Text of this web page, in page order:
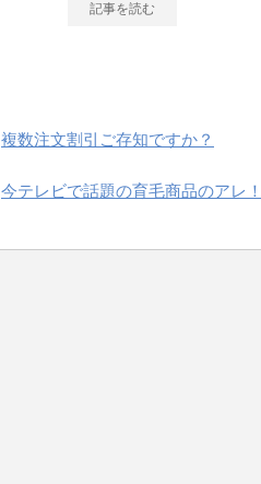
記事を読む
複数注文割引ご存知ですか？
今テレビで話題の育毛商品のアレ！